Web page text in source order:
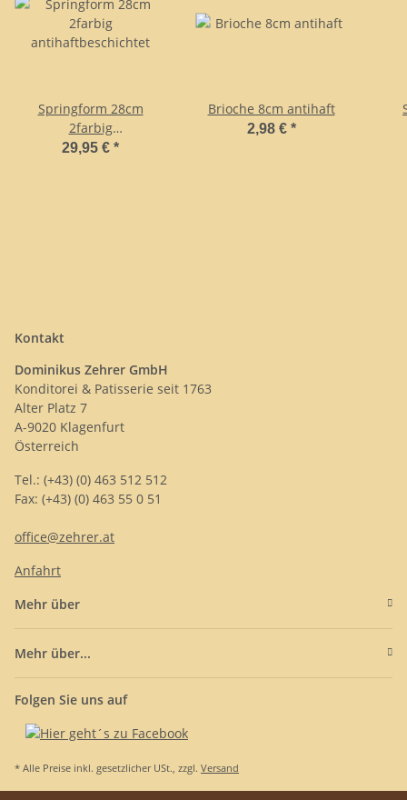
Springform 28cm
2farbig
antihaftbeschichtet
29,95 € *
Brioche 8cm antihaft
2,98 € *
Kontakt
Dominikus Zehrer GmbH
Konditorei & Patisserie seit 1763
Alter Platz 7
A-9020 Klagenfurt
Österreich
Tel.: (+43) (0) 463 512 512
Fax: (+43) (0) 463 55 0 51
office@zehrer.at
Anfahrt
Mehr über
Mehr über...
Folgen Sie uns auf
* Alle Preise inkl. gesetzlicher USt., zzgl. Versand